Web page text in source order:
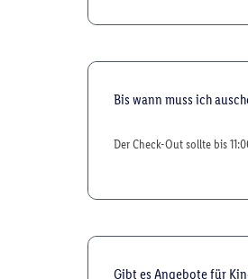
Bis wann muss ich
Der Check-Out sollte bis
Gibt es Angebote für